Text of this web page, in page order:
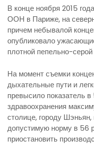
В конце ноября 2015
ООН в Париже, на
причем небывалой
опубликовало
плотной пепельно-серой
На момент съемки
дыхательные пути и
превысило показатель
здравоохранения
столице, городу Шэньян,
допустимую норму в 56
приостановить